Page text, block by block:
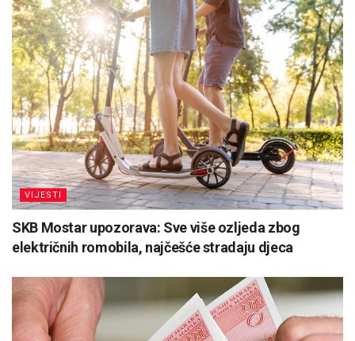
VIJESTI
SKB Mostar upozorava: Sve više ozljeda zbog
električnih romobila, najčešće stradaju djeca